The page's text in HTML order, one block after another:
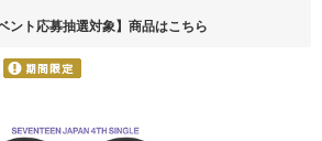
ント応募抽選対象】商品はこちら